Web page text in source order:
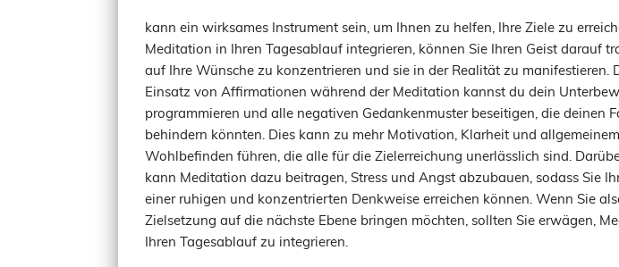
kann ein wirksames Instrument sein, um Ihnen zu helfen, Ihre Ziele zu
Meditation in Ihren Tagesablauf integrieren, können Sie Ihren Geist darauf
auf Ihre Wünsche zu konzentrieren und sie in der Realität zu manifestieren.
Einsatz von Affirmationen während der Meditation kannst du dein
programmieren und alle negativen Gedankenmuster beseitigen, die deinen
behindern könnten. Dies kann zu mehr Motivation, Klarheit und allgemeinem
Wohlbefinden führen, die alle für die Zielerreichung unerlässlich sind.
kann Meditation dazu beitragen, Stress und Angst abzubauen, sodass Sie
einer ruhigen und konzentrierten Denkweise erreichen können. Wenn Sie
Zielsetzung auf die nächste Ebene bringen möchten, sollten Sie erwägen,
Ihren Tagesablauf zu integrieren.